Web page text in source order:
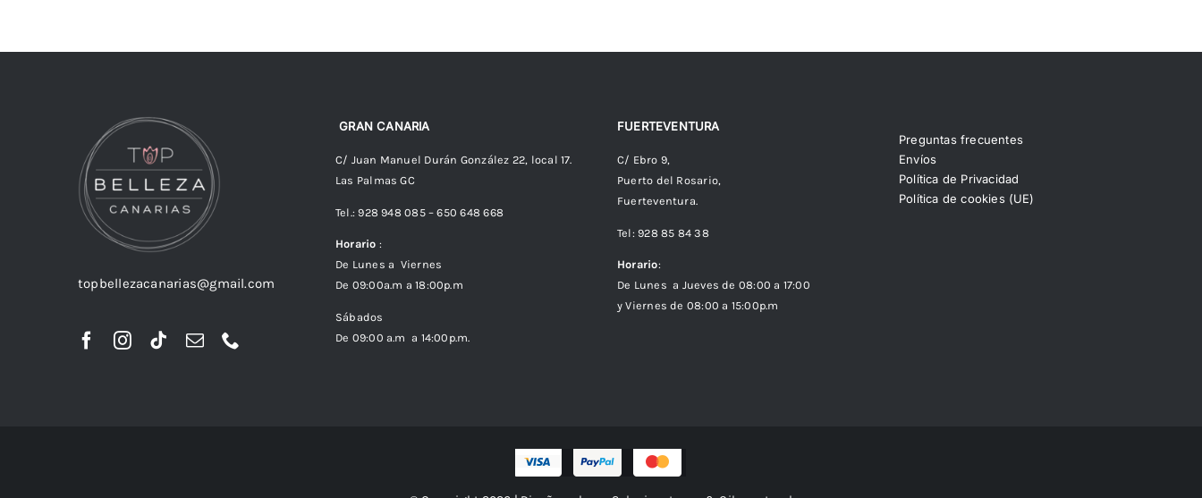
topbellezacanarias@gmail.com
GRAN CANARIA
C/ Juan Manuel Durán González 22, local 17.
Las Palmas GC
Tel.: 928 948 085 – 650 648 668
Horario :
De Lunes a Viernes
De 09:00a.m a 18:00p.m
Sábados
De 09:00 a.m a 14:00p.m.
FUERTEVENTURA
C/ Ebro 9,
Puerto del Rosario,
Fuerteventura.
Tel: 928 85 84 38
Horario:
De Lunes a Jueves de 08:00 a 17:00
y Viernes de 08:00 a 15:00p.m
Preguntas frecuentes
Envíos
Política de Privacidad
Política de cookies (UE)